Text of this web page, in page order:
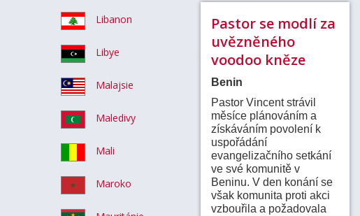
Libanon
Libye
Malajsie
Maledivy
Mali
Maroko
Pastor se modlí za
uvězněného
voodoo kněze
Benin
Pastor Vincent strávil
měsíce plánováním a
získáváním povolení k
uspořádání
evangelizačního setkání
ve své komunitě v
Beninu. V den konání se
však komunita proti akci
vzbouřila a požadovala